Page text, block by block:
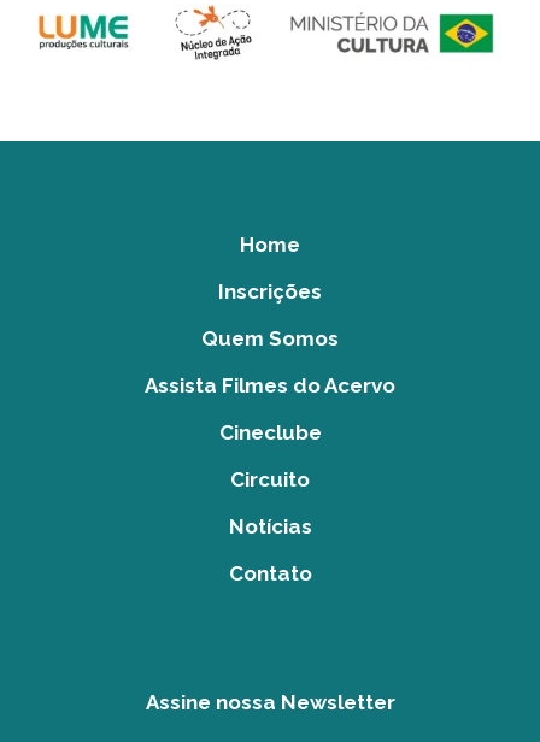
Home
Inscrições
Quem Somos
Assista Filmes do Acervo
Cineclube
Circuito
Notícias
Contato
Assine nossa Newsletter